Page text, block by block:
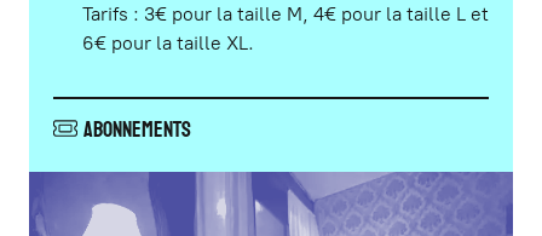
Tarifs : 3€ pour la taille M, 4€ pour la taille L et
6€ pour la taille XL.
Abonnements